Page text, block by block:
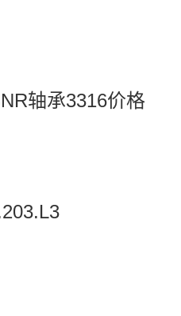
轴承3316价格